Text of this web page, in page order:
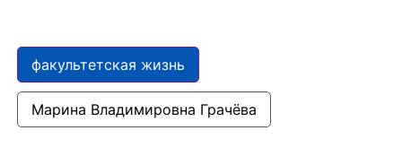
факультетская жизнь
Марина Владимировна Грачёва